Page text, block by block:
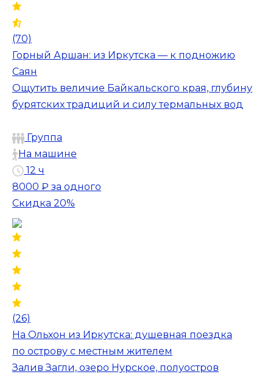
(70)
Горный Аршан: из Иркутска — к подножию
Саян
Ощутить величие Байкальского края, глубину
бурятских традиций и силу термальных вод
Группа
На машине
12 ч
8000 ₽ за одного
Скидка 20%
(26)
На Ольхон из Иркутска: душевная поездка
по острову с местным жителем
Залив Загли, озеро Нурское, полуостров